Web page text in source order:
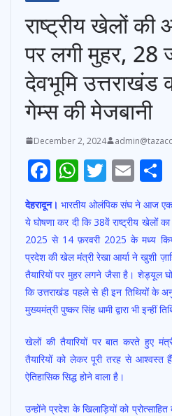
राष्ट्रीय खेलों की
पर लगी मुहर, 28
देवभूमि
गेम्स की मेजबानी
December 2, 2024
F
ac
e
b
o
o
k
W
h
at
s
A
p
p
T
w
itt
er
E
m
ai
l
देहरादून। भारतीय ओलंपिक संघ ने आज
ये घोषणा कर दी कि 38वें राष्ट्रीय खेलों
2025 से 14 फ़रवरी 2025 के मध्य
प्रदेश की खेल मंत्री रेखा आर्या ने खुशी
तैयारियों पर मुहर लगने जैसा है। शेड्यूल
कि उत्तराखंड पहले से ही इन तिथियों के
मुख्यमंत्री पुष्कर सिंह धामी द्वारा भी इन्हीं
खेलों की तैयारियों पर बात करते हुए
तैयारियों को लेकर पूरी तरह से
ऐतिहासिक सिद्ध होने वाला है।
उन्होंने प्रदेश के खिलाड़ियों को